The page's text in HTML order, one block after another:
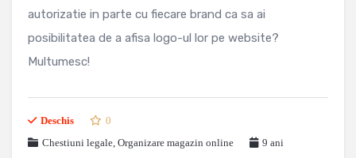
autorizatie in parte cu fiecare brand ca sa ai
posibilitatea de a afisa logo-ul lor pe website?
Multumesc!
Deschis
0
Chestiuni legale, Organizare magazin online
9 ani